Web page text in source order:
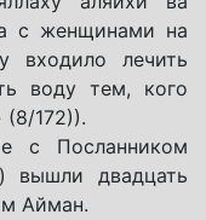
с женщинами на
входило лечить
воду тем, кого
172)).
с Посланником
вышли двадцать
Айман.